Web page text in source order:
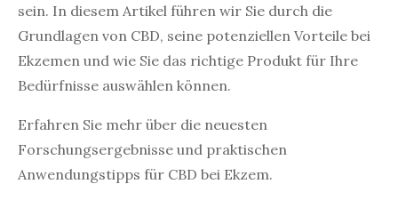
sein. In diesem Artikel führen wir Sie durch die
Grundlagen von CBD, seine potenziellen Vorteile bei
Ekzemen und wie Sie das richtige Produkt für Ihre
Bedürfnisse auswählen können.
Erfahren Sie mehr über die neuesten
Forschungsergebnisse und praktischen
Anwendungstipps für CBD bei Ekzem.